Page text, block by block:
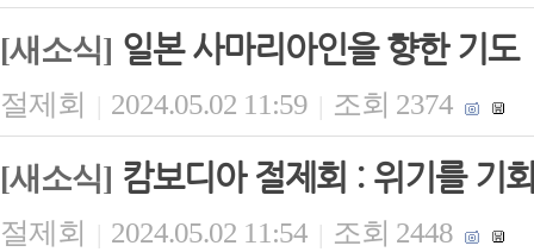
[새소식] 일본 사마리아인을 향한 기도
절제회 | 2024.05.02 11:59 | 조회 2374
[새소식] 캄보디아 절제회 : 위기를 기
절제회 | 2024.05.02 11:54 | 조회 2448